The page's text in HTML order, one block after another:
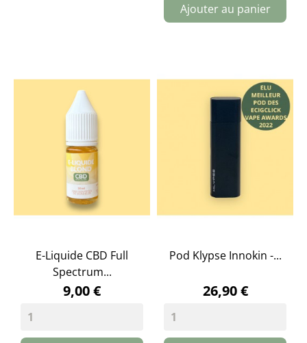
Ajouter au panier
E-Liquide CBD Full
Spectrum...
9,00 €
Pod Klypse Innokin -...
26,90 €